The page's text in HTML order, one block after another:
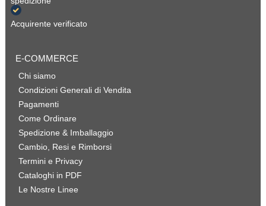
Acquirente verificato
E-COMMERCE
Chi siamo
Condizioni Generali di Vendita
Pagamenti
Come Ordinare
Spedizione & Imballaggio
Cambio, Resi e Rimborsi
Termini e Privacy
Cataloghi in PDF
Le Nostre Linee